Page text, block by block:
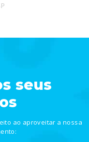
seus
ao aproveitar a nossa